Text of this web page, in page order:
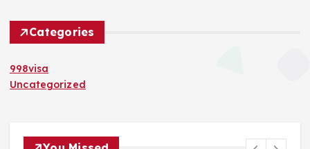
Categories
998visa
Uncategorized